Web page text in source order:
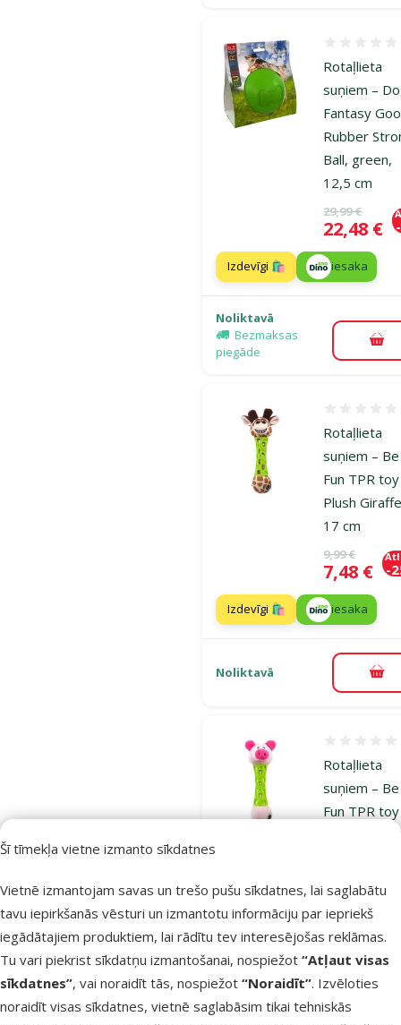
Šī tīmekļa vietne izmanto sīkdatnes
Vietnē izmantojam savas un trešo pušu sīkdatnes, lai saglabātu
tavu iepirkšanās vēsturi un izmantotu informāciju par iepriekš
iegādātajiem produktiem, lai rādītu tev interesējošas reklāmas.
Tu vari piekrist sīkdatņu izmantošanai, nospiežot “Atļaut visas
sīkdatnes”, vai noraidīt tās, nospiežot “Noraidīt”. Izvēloties
noraidīt visas sīkdatnes, vietnē saglabāsim tikai tehniskās
Rotaļlieta
suņiem –
Fantasy
Rubber
Ball, green,
12,5 cm
Oriģinālā
29,99 €
Cena
22,48 €
Izdevīgi 🛍️ iesaka
Noliktavā
Bezmaksas
piegāde
Rotaļlieta
suņiem – Be
Fun TPR
Plush
17 cm
Oriģinālā
9,99 €
Cena
7,48 € -
Izdevīgi 🛍️ iesaka
Noliktavā
Rotaļlieta
suņiem – Be
Fun TPR
Plush Pig,
Oriģinālā
9,99 €
Cena
7,48 € -
Izdevīgi 🛍️ iesaka
Noliktavā